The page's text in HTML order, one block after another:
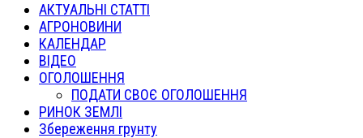
АКТУАЛЬНІ СТАТТІ
АГРОНОВИНИ
КАЛЕНДАР
ВІДЕО
ОГОЛОШЕННЯ
ПОДАТИ СВОЄ ОГОЛОШЕННЯ
РИНОК ЗЕМЛІ
Збереження грунту